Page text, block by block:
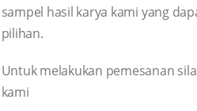
sampel hasil karya kami yang
pilihan.
Untuk melakukan pemesanan
kami